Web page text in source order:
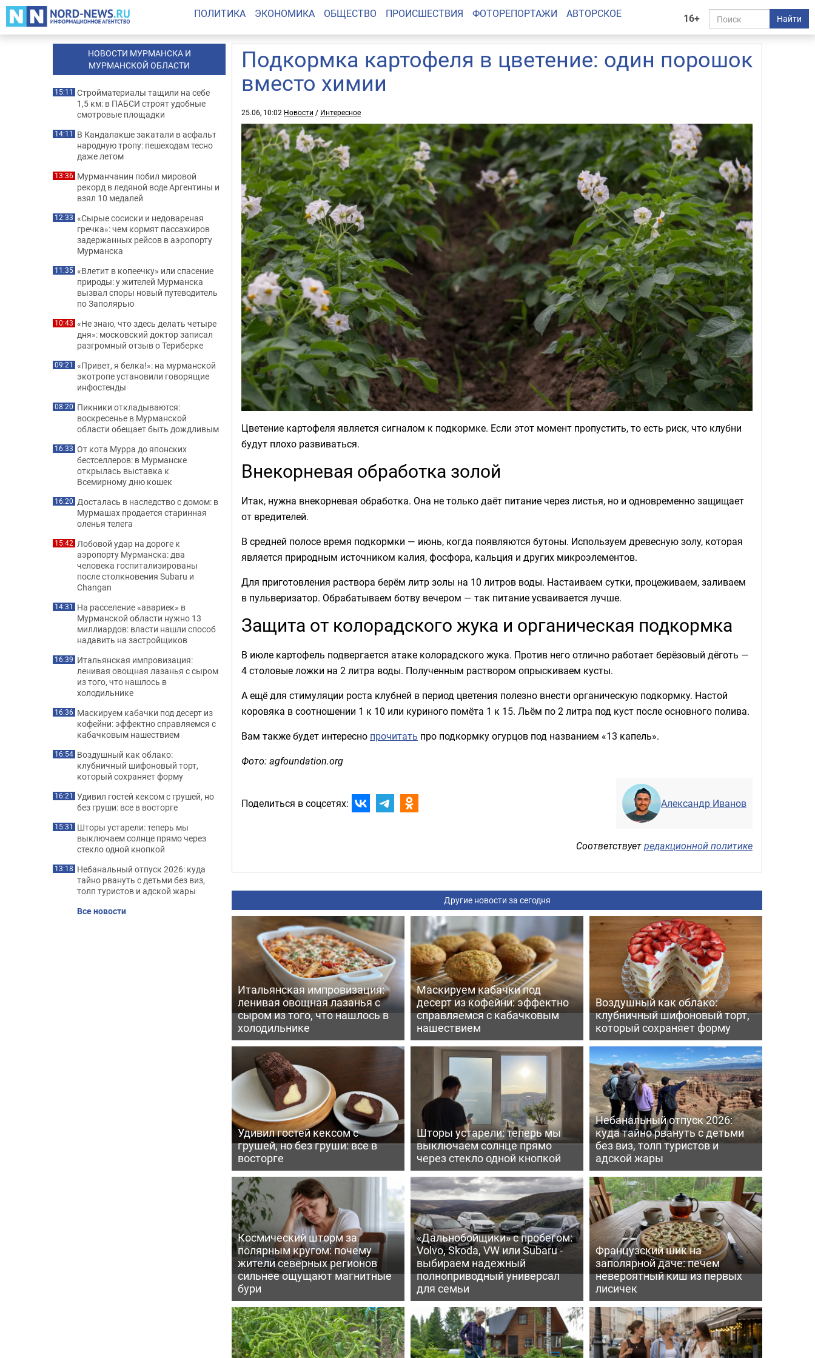
16+ Найти
ПОЛИТИКА ЭКОНОМИКА ОБЩЕСТВО ПРОИСШЕСТВИЯ ФОТОРЕПОРТАЖИ АВТОРСКОЕ
Подкормка картофеля в цветение: один порошок
вместо химии
25.06, 10:02 Новости / Интересное
Цветение картофеля является сигналом к подкормке. Если этот момент пропустить, то есть риск, что клубни
будут плохо развиваться.
Внекорневая обработка золой
Итак, нужна внекорневая обработка. Она не только даёт питание через листья, но и одновременно защищает
от вредителей.
В средней полосе время подкормки — июнь, когда появляются бутоны. Используем древесную золу, которая
является природным источником калия, фосфора, кальция и других микроэлементов.
Для приготовления раствора берём литр золы на 10 литров воды. Настаиваем сутки, процеживаем, заливаем
в пульверизатор. Обрабатываем ботву вечером — так питание усваивается лучше.
Защита от колорадского жука и органическая подкормка
В июле картофель подвергается атаке колорадского жука. Против него отлично работает берёзовый дёготь —
4 столовые ложки на 2 литра воды. Полученным раствором опрыскиваем кусты.
А ещё для стимуляции роста клубней в период цветения полезно внести органическую подкормку. Настой
коровяка в соотношении 1 к 10 или куриного помёта 1 к 15. Льём по 2 литра под куст после основного полива.
Вам также будет интересно прочитать про подкормку огурцов под названием «13 капель».
Фото: agfoundation.org
Поделиться в соцсетях: Александр Иванов
Соответствуетредакционной политике
Другие новости за сегодня
Итальянская импровизация:
ленивая овощная лазанья с
сыром из того, что нашлось в
холодильнике
Маскируем кабачки под
десерт из кофейни: эффектно
справляемся с кабачковым
нашествием
Воздушный как облако:
клубничный шифоновый торт,
который сохраняет форму
Удивил гостей кексом с
грушей, но без груши: все в
восторге
Шторы устарели: теперь мы
выключаем солнце прямо
через стекло одной кнопкой
Небанальный отпуск 2026:
куда тайно рвануть с детьми
без виз, толп туристов и
адской жары
Космический шторм за
полярным кругом: почему
жители северных регионов
сильнее ощущают магнитные
бури
«Дальнобойщики» с пробегом:
Volvo, Skoda, VW или Subaru -
выбираем надежный
полноприводный универсал
для семьи
Французский шик на
заполярной даче: печем
невероятный киш из первых
лисичек
НОВОСТИ МУРМАНСКА И
МУРМАНСКОЙ ОБЛАСТИ
15:11 Стройматериалы тащили на себе
1,5 км: в ПАБСИ строят удобные
смотровые площадки
14:11 В Кандалакше закатали в асфальт
народную тропу: пешеходам тесно
даже летом
13:36 Мурманчанин побил мировой
рекорд в ледяной воде Аргентины и
взял 10 медалей
12:33 «Сырые сосиски и недовареная
гречка»: чем кормят пассажиров
задержанных рейсов в аэропорту
Мурманска
11:35 «Влетит в копеечку» или спасение
природы: у жителей Мурманска
вызвал споры новый путеводитель
по Заполярью
10:43 «Не знаю, что здесь делать четыре
дня»: московский доктор записал
разгромный отзыв о Териберке
09:21 «Привет, я белка!»: на мурманской
экотропе установили говорящие
инфостенды
08:20 Пикники откладываются:
воскресенье в Мурманской
области обещает быть дождливым
16:33 От кота Мурра до японских
бестселлеров: в Мурманске
открылась выставка к
Всемирному дню кошек
16:20 Досталась в наследство с домом: в
Мурмашах продается старинная
оленья телега
15:42 Лобовой удар на дороге к
аэропорту Мурманска: два
человека госпитализированы
после столкновения Subaru и
Changan
14:31 На расселение «авариек» в
Мурманской области нужно 13
миллиардов: власти нашли способ
надавить на застройщиков
16:39 Итальянская импровизация:
ленивая овощная лазанья с сыром
из того, что нашлось в
холодильнике
16:36 Маскируем кабачки под десерт из
кофейни: эффектно справляемся с
кабачковым нашествием
16:54 Воздушный как облако:
клубничный шифоновый торт,
который сохраняет форму
16:21 Удивил гостей кексом с грушей, но
без груши: все в восторге
15:31 Шторы устарели: теперь мы
выключаем солнце прямо через
стекло одной кнопкой
13:18 Небанальный отпуск 2026: куда
тайно рвануть с детьми без виз,
толп туристов и адской жары
Все новости